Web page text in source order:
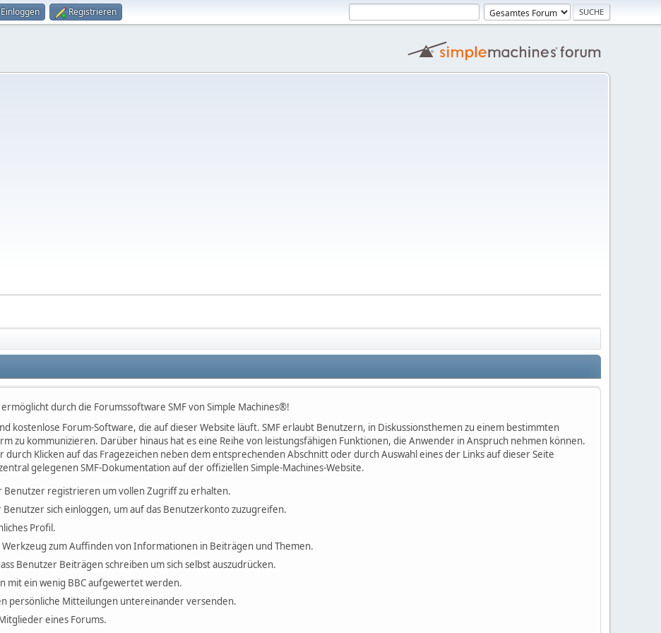
Einloggen Registrieren
durch die Forumssoftware SMF von Simple Machines®!
kostenlose Forum-Software, die auf dieser Website läuft. SMF erlaubt Benutzern, in Diskussionsthemen zu einem bestimmten
zu kommunizieren. Darüber hinaus hat es eine Reihe von leistungsfähigen Funktionen, die Anwender in Anspruch nehmen können.
Klicken auf das Fragezeichen neben dem entsprechenden Abschnitt oder durch Auswahl eines der Links auf dieser Seite
gelegenen SMF-Dokumentation auf der offiziellen Simple-Machines-Website.
Benutzer registrieren um vollen Zugriff zu erhalten.
sich einloggen, um auf das Benutzerkonto zuzugreifen.
Profil.
Werkzeug zum Auffinden von Informationen in Beiträgen und Themen.
Benutzer Beiträgen schreiben um sich selbst auszudrücken.
mit ein wenig BBC aufgewertet werden.
persönliche Mitteilungen untereinander versenden.
eines Forums.